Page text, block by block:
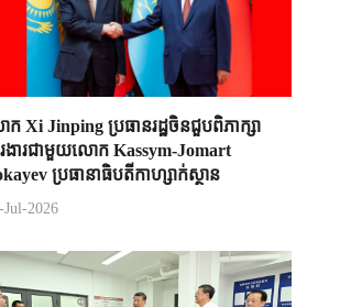
Xi Jinping ប្រធានរដ្ឋចិន​ជួបពិភាក្សា​
រងារជាមួយ​លោក Kassym-Jomart
ប្រធានាធិបតី​កាហ្សាក់ស្ថាន​
Jul-2026